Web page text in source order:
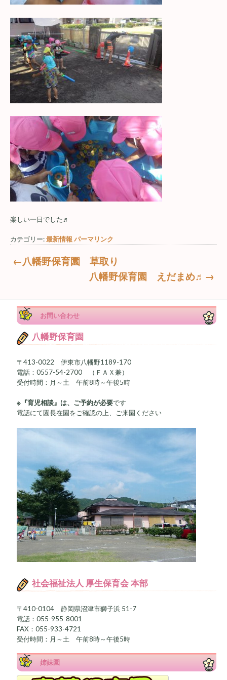
楽しい一日でした♬
カテゴリー:最新情報 パーマリンク
←八幡野保育園 草取り
八幡野保育園 えだまめ♬→
お問い合わせ
八幡野保育園
〒413-0022 伊東市八幡野1189-170
電話：0557-54-2700 （ＦＡＸ兼）
受付時間：月～土 午前8時～午後5時
※『育児相談』は、ご予約が必要です
電話にて園長在園をご確認の上、ご来園ください
社会福祉法人 厚生保育会 本部
〒410-0104 静岡県沼津市獅子浜 51-7
電話：055-955-8001
FAX：055-933-4721
受付時間：月～土 午前8時～午後5時
姉妹園